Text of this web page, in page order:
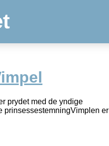
prydet med de yndige
prinsessestemningVimplen er